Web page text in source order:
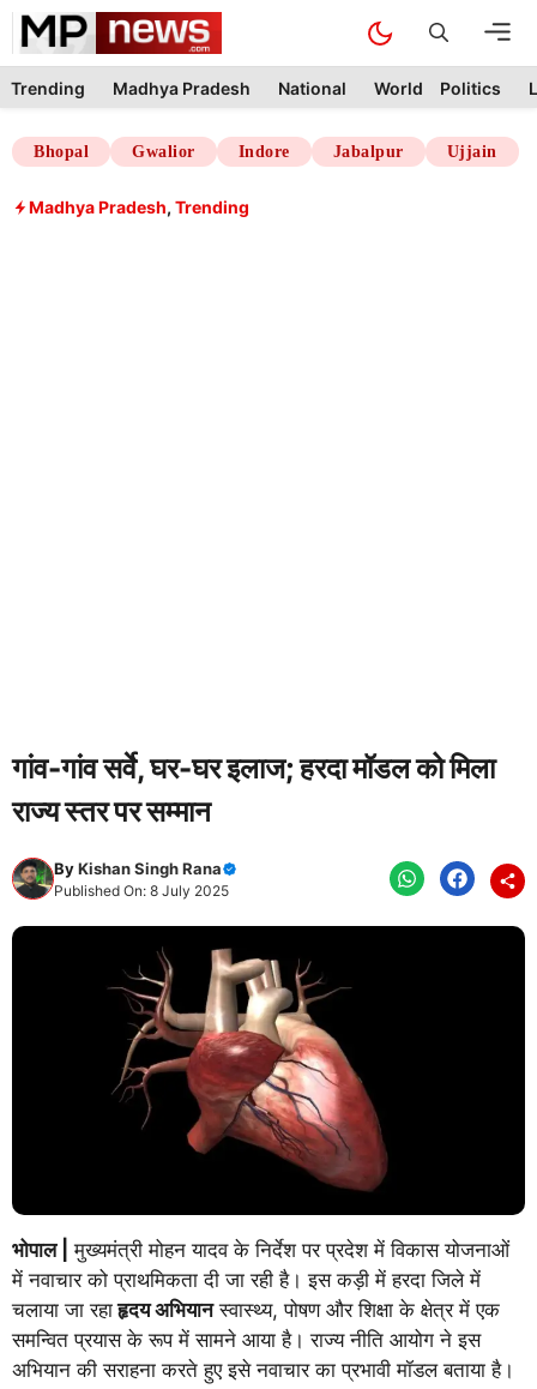
Skip
content
Trending Madhya Pradesh National World Politics
Bhopal Gwalior Indore Jabalpur Ujjain
Madhya Pradesh, Trending
गांव-गांव सर्वे, घर-घर इलाज; हरदा मॉडल को मिला
राज्य स्तर पर सम्मान
ByKishan Singh Rana
Published On: 8 July 2025
भोपाल |
मुख्यमंत्री मोहन यादव के निर्देश पर प्रदेश में विकास योजनाओं
में नवाचार को प्राथमिकता दी जा रही है। इस कड़ी में हरदा जिले में
चलाया जा रहाहृदय अभियानस्वास्थ्य, पोषण और शिक्षा के क्षेत्र में एक
समन्वित प्रयास के रूप में सामने आया है। राज्य नीति आयोग ने इस
अभियान की सराहना करते हुए इसे नवाचार का प्रभावी मॉडल बताया है।